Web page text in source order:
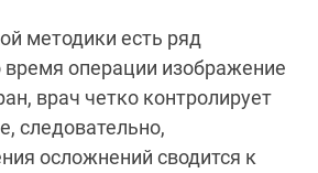
методики есть ряд
операции изображение
врач четко контролирует
следовательно,
осложнений сводится к